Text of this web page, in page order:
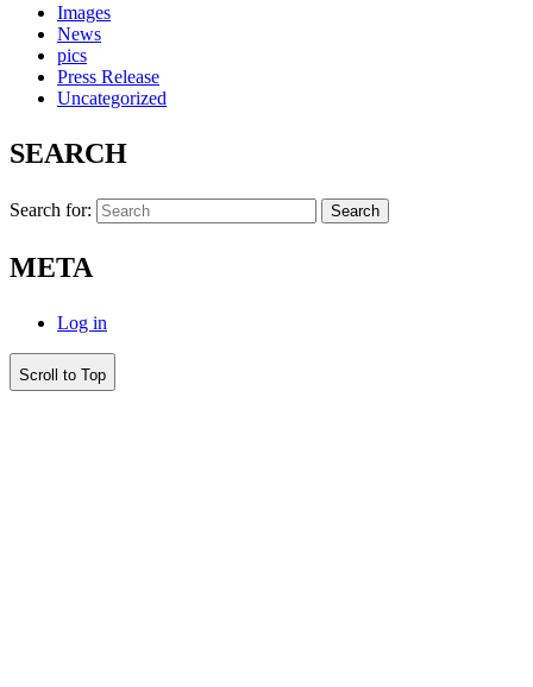
Images
News
pics
Press Release
Uncategorized
SEARCH
Search for:
META
Log in
Scroll to Top